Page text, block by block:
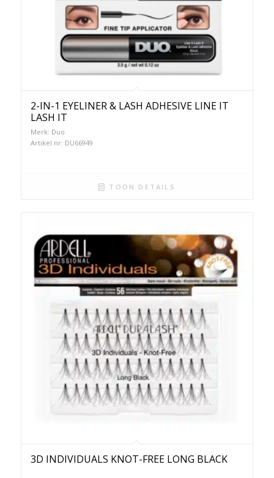
2-IN-1 EYELINER & LASH ADHESIVE LINE IT
LASH IT
Merk: Duo
Artikel nr: DU66949
TOON DETAILS
3D INDIVIDUALS KNOT-FREE LONG BLACK